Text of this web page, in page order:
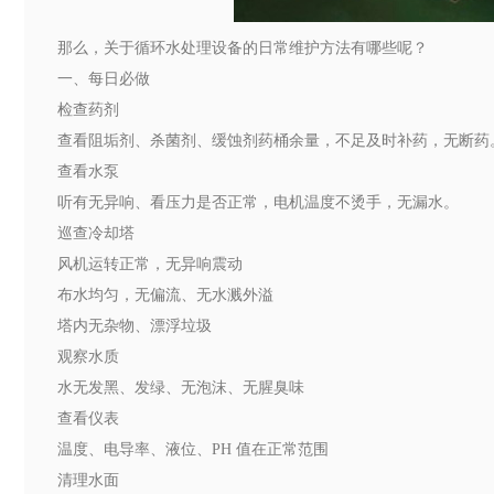
那么，关于循环水处理设备的日常维护方法有哪些呢？
一、每日必做
检查药剂
查看阻垢剂、杀菌剂、缓蚀剂药桶余量，不足及时补药，无断药
查看水泵
听有无异响、看压力是否正常，电机温度不烫手，无漏水。
巡查冷却塔
风机运转正常，无异响震动
布水均匀，无偏流、无水溅外溢
塔内无杂物、漂浮垃圾
观察水质
水无发黑、发绿、无泡沫、无腥臭味
查看仪表
温度、电导率、液位、PH 值在正常范围
清理水面